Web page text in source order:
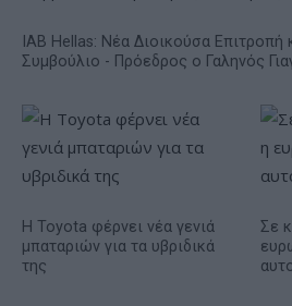
IAB Hellas: Νέα Διοικούσα Επιτροπή
Συμβούλιο - Πρόεδρος ο Γαληνός
Η Toyota φέρνει νέα γενιά
μπαταριών για τα υβριδικά
της
Σε